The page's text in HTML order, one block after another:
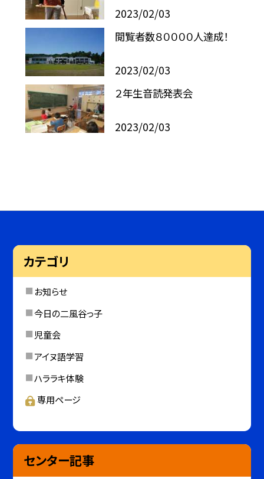
2023/02/03
閲覧者数８００００人達成！
2023/02/03
２年生音読発表会
2023/02/03
カテゴリ
お知らせ
今日の二風谷っ子
児童会
アイヌ語学習
ハララキ体験
専用ページ
センター記事